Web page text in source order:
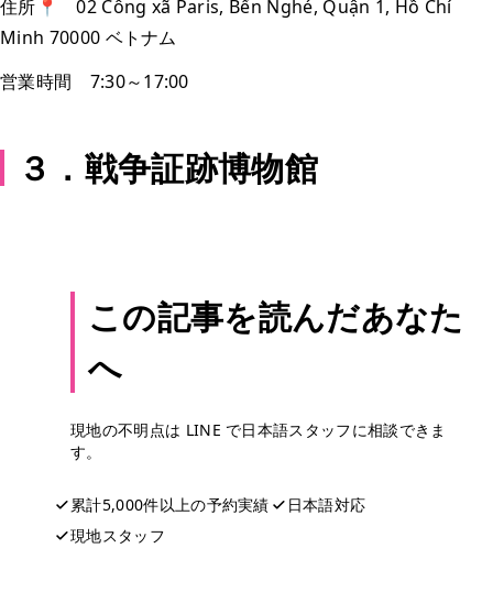
住所📍 02 Công xã Paris, Bến Nghé, Quận 1, Hồ Chí
Minh 70000 ベトナム
営業時間 7:30～17:00
３．戦争証跡博物館
この記事を読んだあなた
へ
現地の不明点は LINE で日本語スタッフに相談できま
す。
累計5,000件以上の予約実績
日本語対応
現地スタッフ